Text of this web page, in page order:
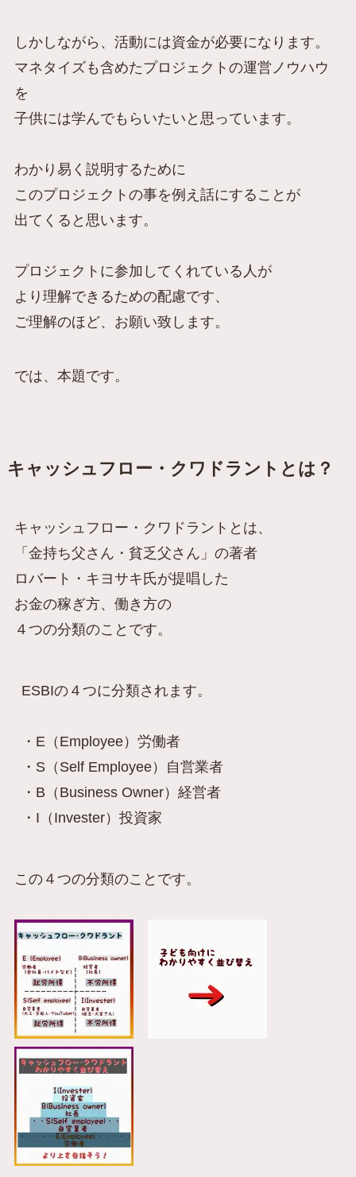
しかしながら、活動には資金が必要になります。
マネタイズも含めたプロジェクトの運営ノウハウ
を
子供には学んでもらいたいと思っています。
わかり易く説明するために
このプロジェクトの事を例え話にすることが
出てくると思います。
プロジェクトに参加してくれている人が
より理解できるための配慮です、
ご理解のほど、お願い致します。
では、本題です。
キャッシュフロー・クワドラントとは？
キャッシュフロー・クワドラントとは、
「金持ち父さん・貧乏父さん」の著者
ロバート・キヨサキ氏が提唱した
お金の稼ぎ方、働き方の
４つの分類のことです。
ESBIの４つに分類されます。
・E（Employee）労働者
・S（Self Employee）自営業者
・B（Business Owner）経営者
・I（Invester）投資家
この４つの分類のことです。